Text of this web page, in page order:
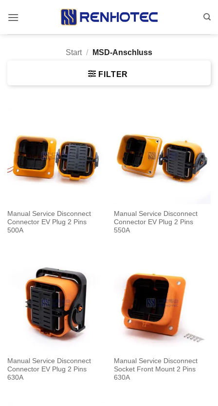
Inhalt
Start / MSD-Anschluss
FILTER
Manual Service Disconnect
Connector EV Plug 2 Pins
500A
Manual Service Disconnect
Connector EV Plug 2 Pins
550A
Manual Service Disconnect
Connector EV Plug 2 Pins
630A
Manual Service Disconnect
Socket Front Mount 2 Pins
630A